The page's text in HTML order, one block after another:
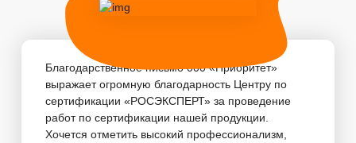
Благодарственное письмо 000 «Приоритет»
выражает огромную благодарность Центру по
сертификации «РОСЭКСПЕРТ» за проведение
работ по сертификации нашей продукции.
Хочется отметить высокий профессионализм,